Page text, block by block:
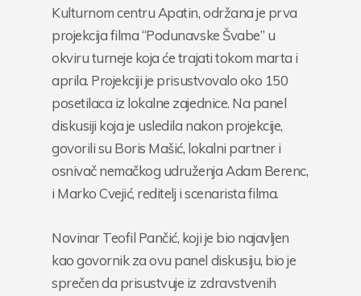
Kulturnom centru Apatin, održana je prva
projekcija filma “Podunavske Švabe” u
okviru turneje koja će trajati tokom marta i
aprila. Projekciji je prisustvovalo oko 150
posetilaca iz lokalne zajednice. Na panel
diskusiji koja je usledila nakon projekcije,
govorili su Boris Mašić, lokalni partner i
osnivač nemačkog udruženja Adam Berenc,
i Marko Cvejić, reditelj i scenarista filma.
Novinar Teofil Pančić, koji je bio najavljen
kao govornik za ovu panel diskusiju, bio je
sprečen da prisustvuje iz zdravstvenih